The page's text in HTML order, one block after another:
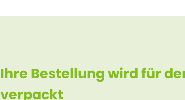
Ihre Bestellung wird für
verpackt